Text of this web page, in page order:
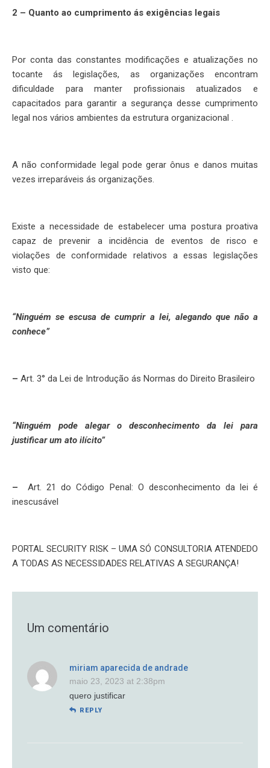
2 – Quanto ao cumprimento ás exigências legais
Por conta das constantes modificações e atualizações no
tocante ás legislações, as organizações encontram
dificuldade para manter profissionais atualizados e
capacitados para garantir a segurança desse cumprimento
legal nos vários ambientes da estrutura organizacional .
A não conformidade legal pode gerar ônus e danos muitas
vezes irreparáveis ás organizações.
Existe a necessidade de estabelecer uma postura proativa
capaz de prevenir a incidência de eventos de risco e
violações de conformidade relativos a essas legislações
visto que:
“Ninguém se escusa de cumprir a lei, alegando que não a
conhece”
– Art. 3° da Lei de Introdução ás Normas do Direito Brasileiro
“Ninguém pode alegar o desconhecimento da lei para
justificar um ato ilícito”
–
Art. 21 do Código Penal: O desconhecimento da lei é
inescusável
PORTAL SECURITY RISK – UMA SÓ CONSULTORIA ATENDEDO
A TODAS AS NECESSIDADES RELATIVAS A SEGURANÇA!
Um comentário
miriam aparecida de andrade
maio 23, 2023 at 2:38pm
quero justificar
REPLY